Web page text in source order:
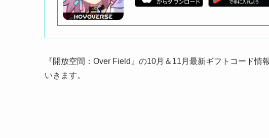
『開放空間：Over Field』の10月＆11月最新ギフトコード
いきます。